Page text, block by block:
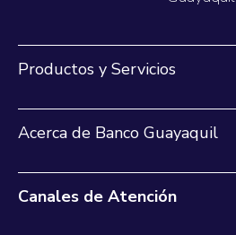
Productos y Servicios
Acerca de Banco Guayaquil
Canales de Atención